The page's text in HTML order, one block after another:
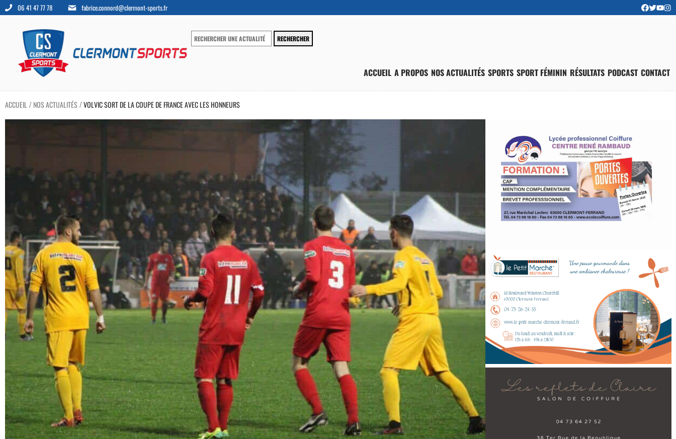
06 41 47 77 78 fabrice.connord@clermont-sports.fr
ACCUEIL A PROPOS NOS ACTUALITÉS SPORTS SPORT FÉMININ RÉSULTATS PODCAST CONTACT
ACCUEIL / NOS ACTUALITÉS/VOLVIC SORT DE LA COUPE DE FRANCE AVEC LES HONNEURS